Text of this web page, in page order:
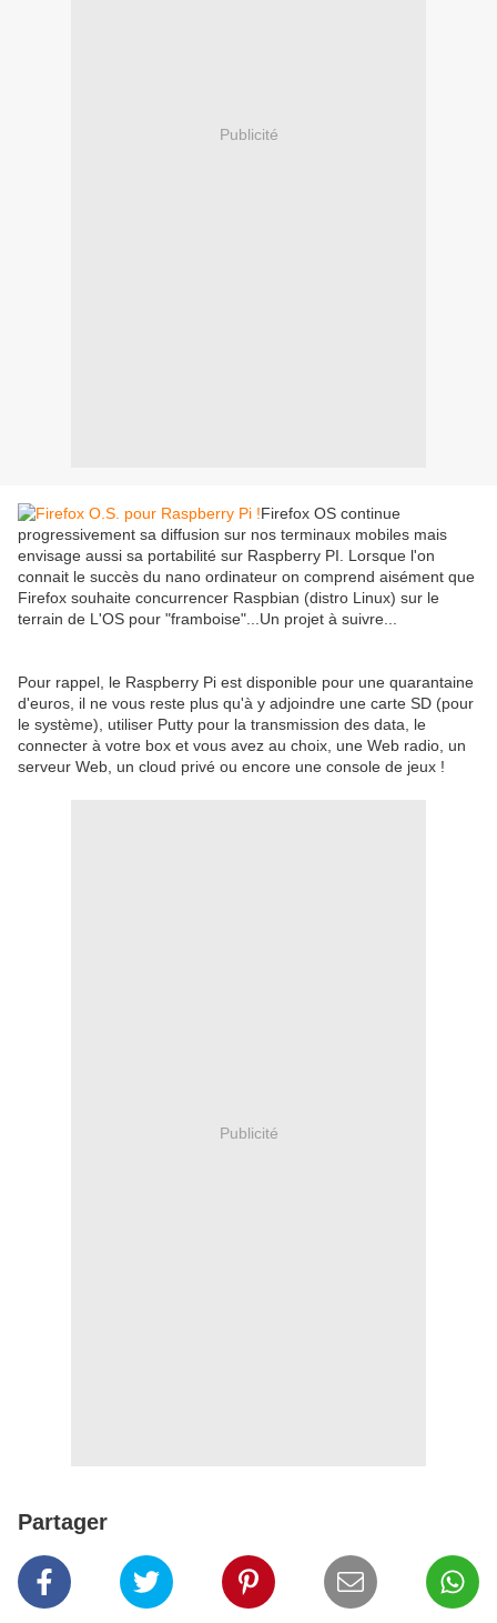
Publicité
Firefox OS continue
progressivement sa diffusion sur nos terminaux mobiles mais
envisage aussi sa portabilité sur Raspberry PI. Lorsque l'on
connait le succès du nano ordinateur on comprend aisément que
Firefox souhaite concurrencer Raspbian (distro Linux) sur le
terrain de L'OS pour "framboise"...Un projet à suivre...
Pour rappel, le Raspberry Pi est disponible pour une quarantaine
d'euros, il ne vous reste plus qu'à y adjoindre une carte SD (pour
le système), utiliser Putty pour la transmission des data, le
connecter à votre box et vous avez au choix, une Web radio, un
serveur Web, un cloud privé ou encore une console de jeux !
Publicité
Partager